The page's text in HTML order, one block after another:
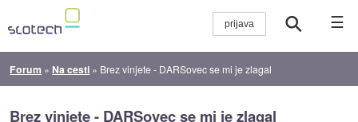
☰
Forum » Na cesti » Brez vinjete - DARSovec se mi je zlagal
Brez vinjete - DARSovec se mi je zlagal